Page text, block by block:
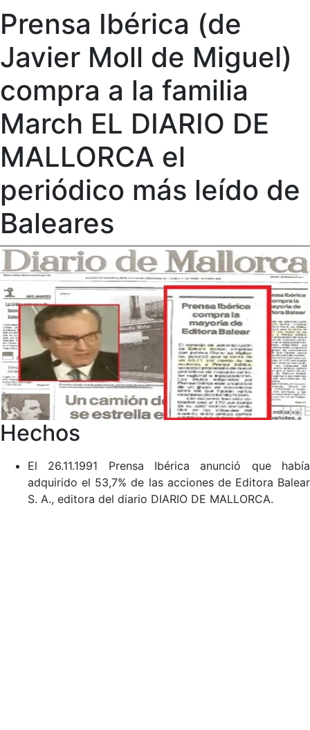
Prensa Ibérica (de
Javier Moll de Miguel)
compra a la familia
March EL DIARIO DE
MALLORCA el
periódico más leído de
Baleares
Hechos
El 26.11.1991 Prensa Ibérica anunció que había
adquirido el 53,7% de las acciones de Editora Balear
S. A., editora del diario DIARIO DE MALLORCA.